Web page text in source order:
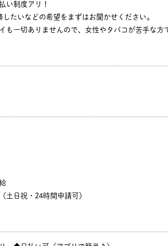
い制度アリ！
たいなどの希望をまずはお聞かせください。
も一切ありませんので、女性やタバコが苦手な方
日祝・24時間申請可）